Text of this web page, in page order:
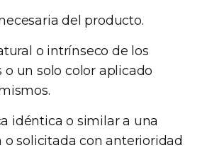
del producto.
o intrínseco de los
o un solo color aplicado
idéntica o similar a una
o solicitada con anterioridad